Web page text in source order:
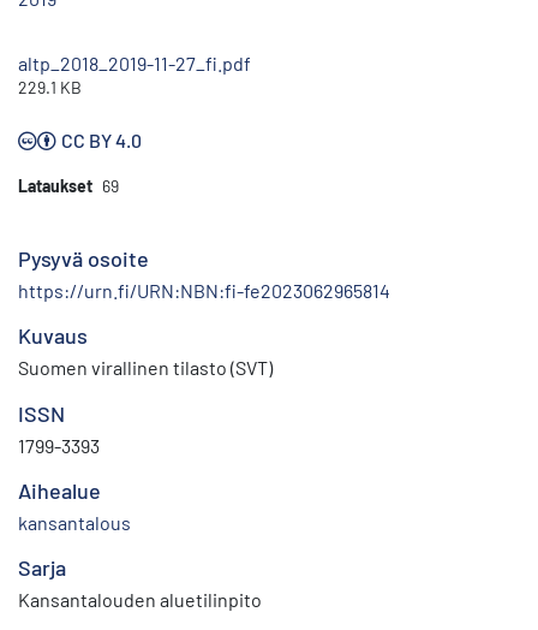
altp_2018_2019-11-27_fi.pdf
229.1 KB
CC BY 4.0
Lataukset 69
Pysyvä osoite
https://urn.fi/URN:NBN:fi-fe2023062965814
Kuvaus
Suomen virallinen tilasto (SVT)
ISSN
1799-3393
Aihealue
kansantalous
Sarja
Kansantalouden aluetilinpito